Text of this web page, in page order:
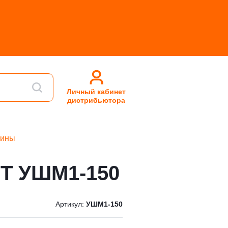
Личный кабинет
дистрибьютора
УШМ1-150
Артикул: УШМ1-150